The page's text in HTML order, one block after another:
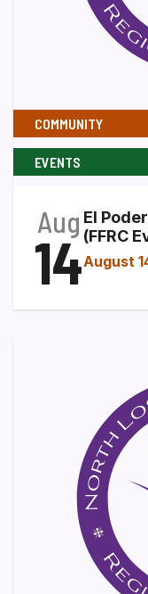
COMMUNITY
EVENTS
Aug
14
El
(FFRC
August